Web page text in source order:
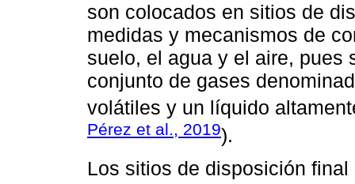
son colocados en sitios de
medidas y mecanismos de
suelo, el agua y el aire, pues
conjunto de gases
volátiles y un líquido
Pérez et al., 2019).
Los sitios de disposición